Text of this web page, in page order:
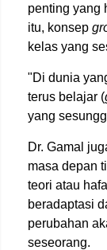
penting yang
itu, konsep
kelas yang
"Di dunia
terus belajar (
yang
Dr. Gamal
masa depan
teori atau
beradaptasi
perubahan
seseorang.